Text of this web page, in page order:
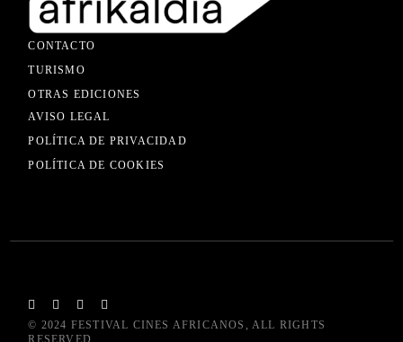
CONTACTO
TURISMO
OTRAS EDICIONES
AVISO LEGAL
POLÍTICA DE PRIVACIDAD
POLÍTICA DE COOKIES
© 2024 FESTIVAL CINES AFRICANOS , ALL RIGHTS
RESERVED